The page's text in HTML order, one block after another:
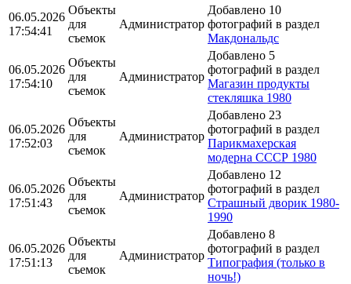
06.05.2026
17:54:41
Объекты
для
съемок
Администратор
Добавлено 10
фотографий в раздел
Макдональдс
06.05.2026
17:54:10
Объекты
для
съемок
Администратор
Добавлено 5
фотографий в раздел
Магазин продукты
стекляшка 1980
06.05.2026
17:52:03
Объекты
для
съемок
Администратор
Добавлено 23
фотографий в раздел
Парикмахерская
модерна СССР 1980
06.05.2026
17:51:43
Объекты
для
съемок
Администратор
Добавлено 12
фотографий в раздел
Страшный дворик 1980-
1990
06.05.2026
17:51:13
Объекты
для
съемок
Администратор
Добавлено 8
фотографий в раздел
Типография (только в
ночь!)